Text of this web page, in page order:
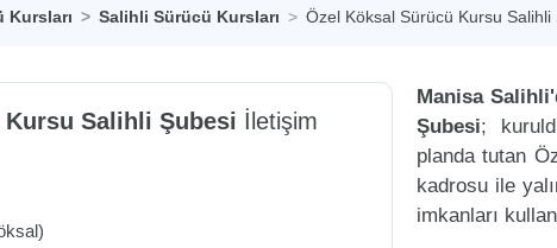
Kursları Salihli Sürücü Kursları Özel Köksal Sürücü Kursu Salihli
Salihli Şubesi İletişim
Manisa
Şubesi;
planda tutan
kadrosu ile
imkanları